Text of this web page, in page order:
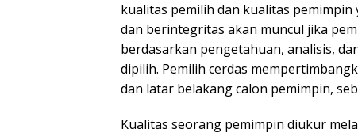
kualitas pemilih dan kualitas
dan berintegritas akan muncul jika
berdasarkan pengetahuan, analisis,
dipilih. Pemilih cerdas
dan latar belakang calon pemimpin,
Kualitas seorang pemimpin diukur